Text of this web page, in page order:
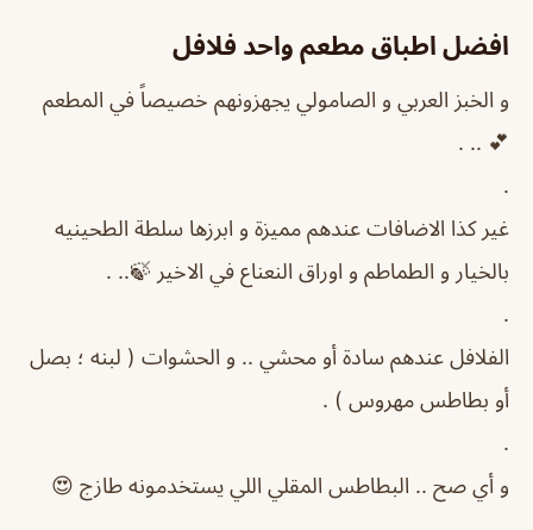
افضل اطباق مطعم واحد فلافل
و الخبز العربي و الصامولي يجهزونهم خصيصاً في المطعم
💕 .. .
.
غير كذا الاضافات عندهم مميزة و ابرزها سلطة الطحينيه
بالخيار و الطماطم و اوراق النعناع في الاخير 🍃.. .
.
الفلافل عندهم سادة أو محشي .. و الحشوات ( لبنه ؛ بصل
أو بطاطس مهروس ) .
.
و أي صح .. البطاطس المقلي اللي يستخدمونه طازج 😍